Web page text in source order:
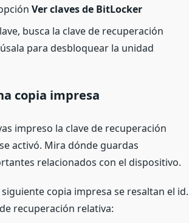
Ver claves de BitLocker
busca la clave de recuperación
para desbloquear la unidad
copia impresa
impreso la clave de recuperación
activó. Mira dónde guardas
relacionados con el dispositivo.
copia impresa se resaltan el id.
recuperación relativa: